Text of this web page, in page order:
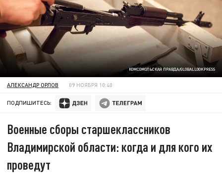
КОМСОМОЛЬСКАЯ ПРАВДА/GLOBALLOOKPRESS
АЛЕКСАНДР ОРЛОВ 09 НОЯБРЯ 10:40
ПОДПИШИТЕСЬ:
Военные сборы старшеклассников
Владимирской области: когда и для кого их
проведут